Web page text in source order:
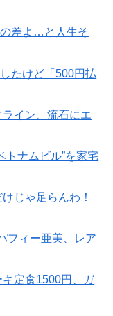
差よ…と人生そ
たけど「500円払
ライン、流石にエ
トナムビル”を家宅
じゃ足らんわ！
フィー亜美、レア
キ定食1500円、ガ